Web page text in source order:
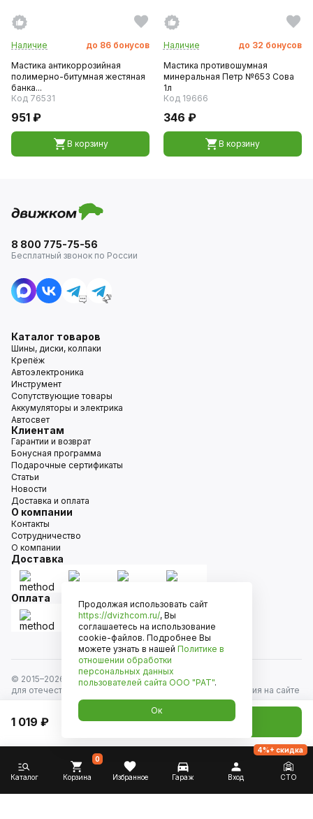
Наличие до 86 бонусов
Мастика антикоррозийная
полимерно-битумная жестяная
банка...
Код 76531
951 ₽
В корзину
Наличие до 32 бонусов
Мастика противошумная
минеральная Петр №653 Сова
1л
Код 19666
346 ₽
В корзину
1 019 ₽ Добавить в корзину
8 800 775-75-56
Бесплатный звонок по России
Каталог товаров
Шины, диски, колпаки
Крепёж
Автоэлектроника
Инструмент
Сопутствующие товары
Аккумуляторы и электрика
Автосвет
Клиентам
Гарантии и возврат
Бонусная программа
Подарочные сертификаты
Статьи
Новости
Доставка и оплата
О компании
Контакты
Сотрудничество
О компании
Доставка
Оплата
© 2015–2026
Движком — сеть магазинов автозапчастей
для отечественных автомобилей и иномарок. Информация на сайте
носит исключительно информационный характер и не является
публичной офертой, определяемой положениями
ст. 437 Гражданского кодекса РФ. Все права защищены.
Каталог Корзина
0
Избранное Гараж Вход СТО
4%+ скидка
Продолжая использовать сайт
https://dvizhcom.ru/, Вы
соглашаетесь на использование
cookie-файлов. Подробнее Вы
можете узнать в нашей Политике в
отношении обработки
персональных данных
пользователей сайта ООО "РАТ".
Ок